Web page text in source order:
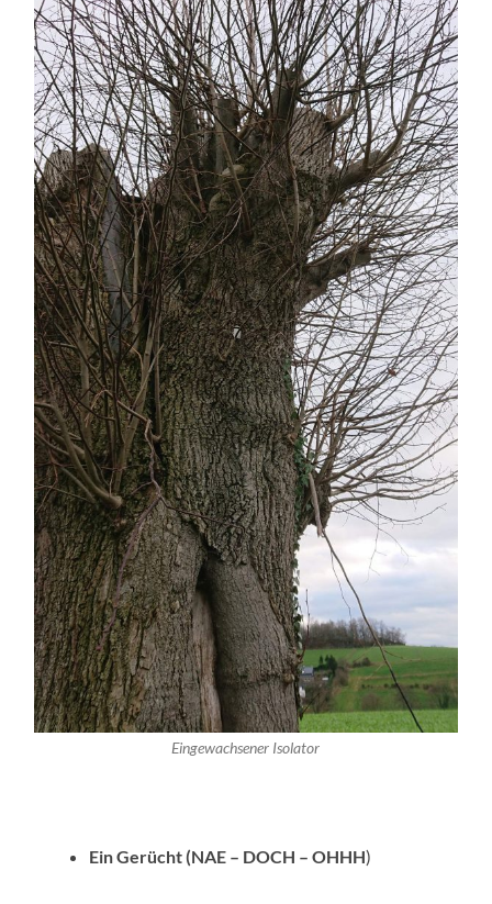
Eingewachsener Isolator
Ein Gerücht (NAE – DOCH – OHHH)